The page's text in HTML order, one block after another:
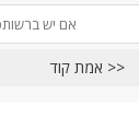
אמת קוד >>